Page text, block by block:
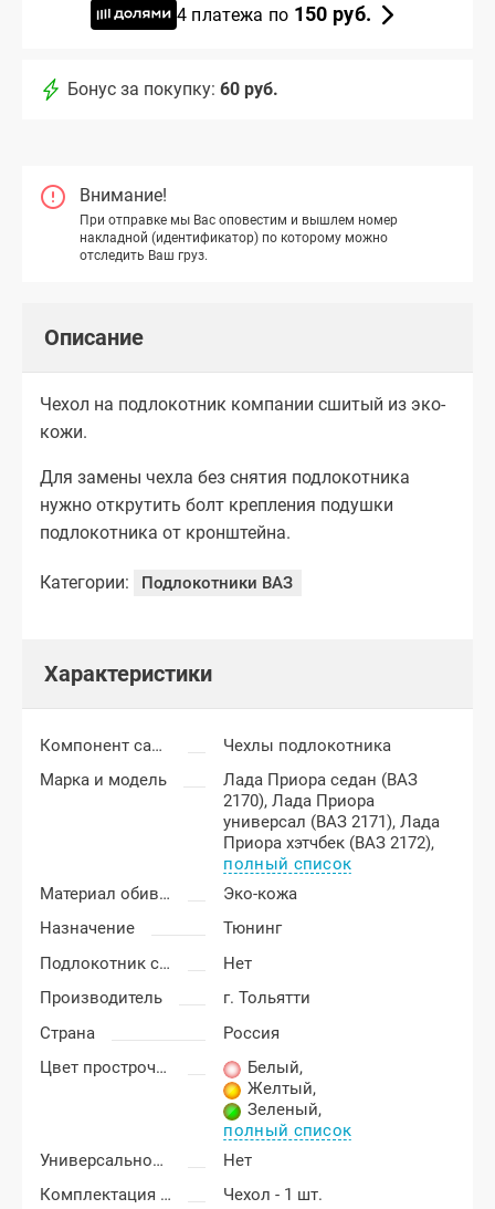
4 платежа по 150 руб.
Бонус за покупку: 60 руб.
Внимание!
При отправке мы Вас оповестим и вышлем номер
накладной (идентификатор) по которому можно
отследить Ваш груз.
Описание
Чехол на подлокотник компании сшитый из эко-
кожи.
Для замены чехла без снятия подлокотника
нужно открутить болт крепления подушки
подлокотника от кронштейна.
Категории: Подлокотники ВАЗ
Характеристики
Компонент салона
Чехлы подлокотника
Марка и модель
Лада Приора седан (ВАЗ
2170),Лада Приора
универсал (ВАЗ 2171),Лада
Приора хэтчбек (ВАЗ 2172),
полный список
Материал обивки подлокотника
Эко-кожа
Назначение
Тюнинг
Подлокотник с бардачком
Нет
Производитель
г. Тольятти
Страна
Россия
Цвет прострочки
Белый,
Желтый,
Зеленый,
полный список
Универсальность подлокотника
Нет
Комплектация подлокотника
Чехол - 1 шт.